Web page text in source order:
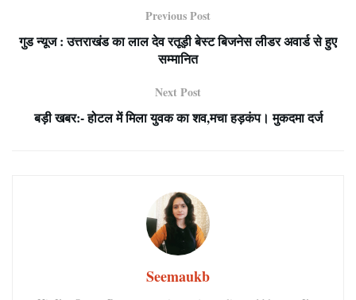
Previous Post
गुड न्यूज : उत्तराखंड का लाल देव रतूड़ी बेस्ट बिजनेस लीडर अवार्ड से हुए
सम्मानित
Next Post
बड़ी खबर:- होटल में मिला युवक का शव,मचा हड़कंप। मुकदमा दर्ज
Seemaukb